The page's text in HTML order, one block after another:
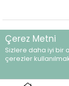
©
Çerez Metni
Sizlere daha iyi bir
çerezler